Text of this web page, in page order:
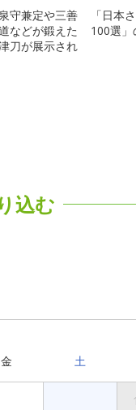
守兼定や三善
などが鍛えた
刀が展示され
「日本
100選」
込む
金 土
1